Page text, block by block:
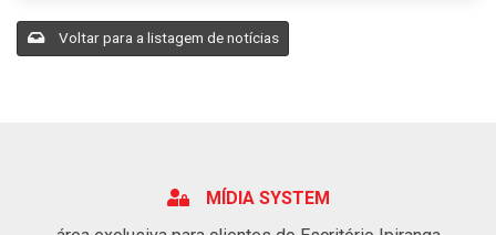
Voltar para a listagem de notícias
MÍDIA SYSTEM